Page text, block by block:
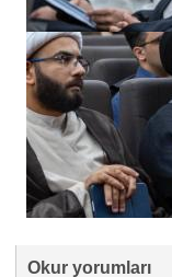
Okur yorumları